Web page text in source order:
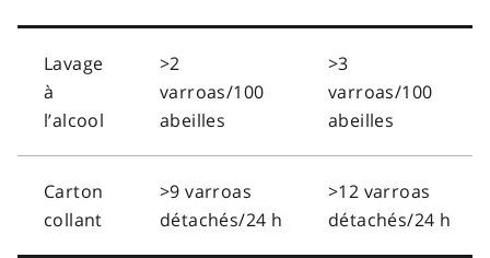
Lavage
à
l’alcool
>2
varroas/100
abeilles
>3
varroas/100
abeilles
Carton
collant
>9 varroas
détachés/24 h
>12 varroas
détachés/24 h